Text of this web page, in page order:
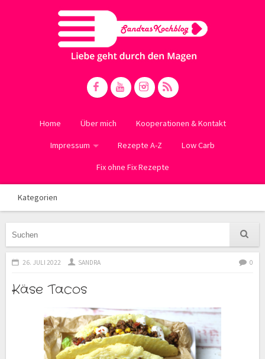
Home Über mich Kooperationen & Kontakt
Impressum Rezepte A-Z Low Carb
Fix ohne Fix Rezepte
Kategorien
26. JULI 2022 SANDRA 0
Käse Tacos